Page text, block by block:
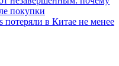
покупки
потеряли в Китае не менее